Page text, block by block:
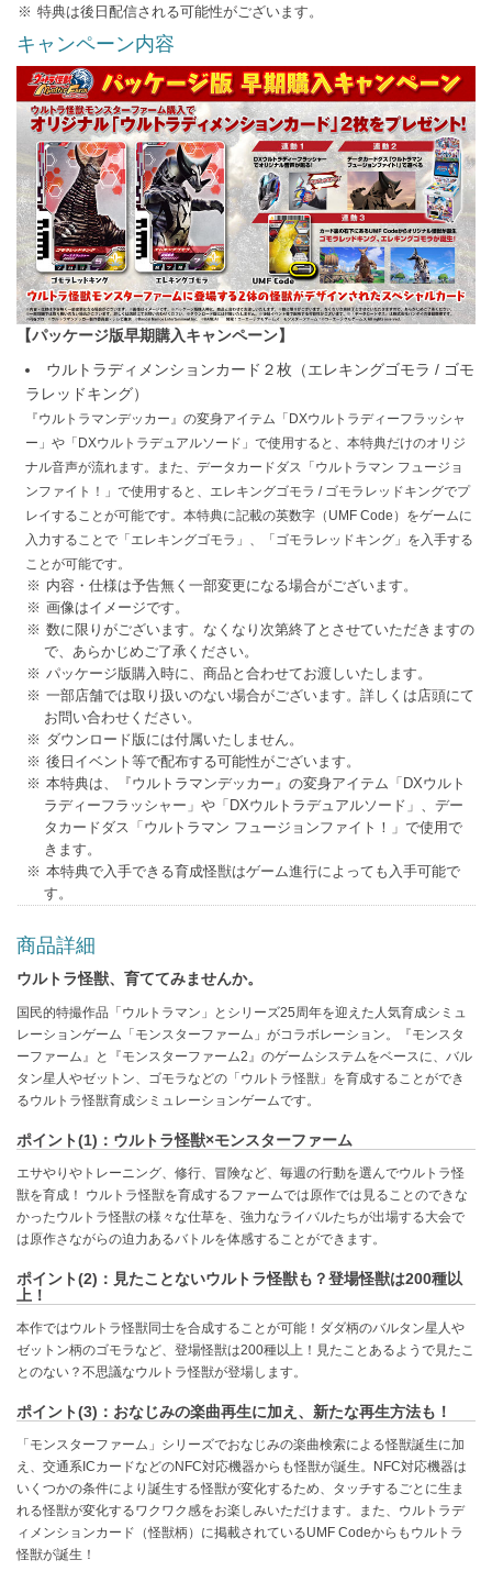
特典は後日配信される可能性がございます。
キャンペーン内容
【パッケージ版早期購入キャンペーン】
ウルトラディメンションカード２枚（エレキングゴモラ / ゴモ
ラレッドキング）
『ウルトラマンデッカー』の変身アイテム「DXウルトラディーフラッシャ
ー」や「DXウルトラデュアルソード」で使用すると、本特典だけのオリジ
ナル音声が流れます。また、データカードダス「ウルトラマン フュージョ
ンファイト！」で使用すると、エレキングゴモラ / ゴモラレッドキングでプ
レイすることが可能です。本特典に記載の英数字（UMF Code）をゲームに
入力することで「エレキングゴモラ」、「ゴモラレッドキング」を入手する
ことが可能です。
内容・仕様は予告無く一部変更になる場合がございます。
画像はイメージです。
数に限りがございます。なくなり次第終了とさせていただきますの
で、あらかじめご了承ください。
パッケージ版購入時に、商品と合わせてお渡しいたします。
一部店舗では取り扱いのない場合がございます。詳しくは店頭にて
お問い合わせください。
ダウンロード版には付属いたしません。
後日イベント等で配布する可能性がございます。
本特典は、『ウルトラマンデッカー』の変身アイテム「DXウルト
ラディーフラッシャー」や「DXウルトラデュアルソード」、デー
タカードダス「ウルトラマン フュージョンファイト！」で使用で
きます。
本特典で入手できる育成怪獣はゲーム進行によっても入手可能で
す。
商品詳細
ウルトラ怪獣、育ててみませんか。
国民的特撮作品「ウルトラマン」とシリーズ25周年を迎えた人気育成シミュ
レーションゲーム「モンスターファーム」がコラボレーション。『モンスタ
ーファーム』と『モンスターファーム2』のゲームシステムをベースに、バル
タン星人やゼットン、ゴモラなどの「ウルトラ怪獣」を育成することができ
るウルトラ怪獣育成シミュレーションゲームです。
ポイント(1)：ウルトラ怪獣×モンスターファーム
エサやりやトレーニング、修行、冒険など、毎週の行動を選んでウルトラ怪
獣を育成！ ウルトラ怪獣を育成するファームでは原作では見ることのできな
かったウルトラ怪獣の様々な仕草を、強力なライバルたちが出場する大会で
は原作さながらの迫力あるバトルを体感することができます。
ポイント(2)：見たことないウルトラ怪獣も？登場怪獣は200種以
上！
本作ではウルトラ怪獣同士を合成することが可能！ダダ柄のバルタン星人や
ゼットン柄のゴモラなど、登場怪獣は200種以上！見たことあるようで見たこ
とのない？不思議なウルトラ怪獣が登場します。
ポイント(3)：おなじみの楽曲再生に加え、新たな再生方法も！
「モンスターファーム」シリーズでおなじみの楽曲検索による怪獣誕生に加
え、交通系ICカードなどのNFC対応機器からも怪獣が誕生。NFC対応機器は
いくつかの条件により誕生する怪獣が変化するため、タッチするごとに生ま
れる怪獣が変化するワクワク感をお楽しみいただけます。また、ウルトラデ
ィメンションカード（怪獣柄）に掲載されているUMF Codeからもウルトラ
怪獣が誕生！